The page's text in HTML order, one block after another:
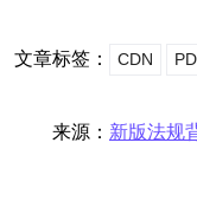
文章标签： CDN
来源： 新版法规